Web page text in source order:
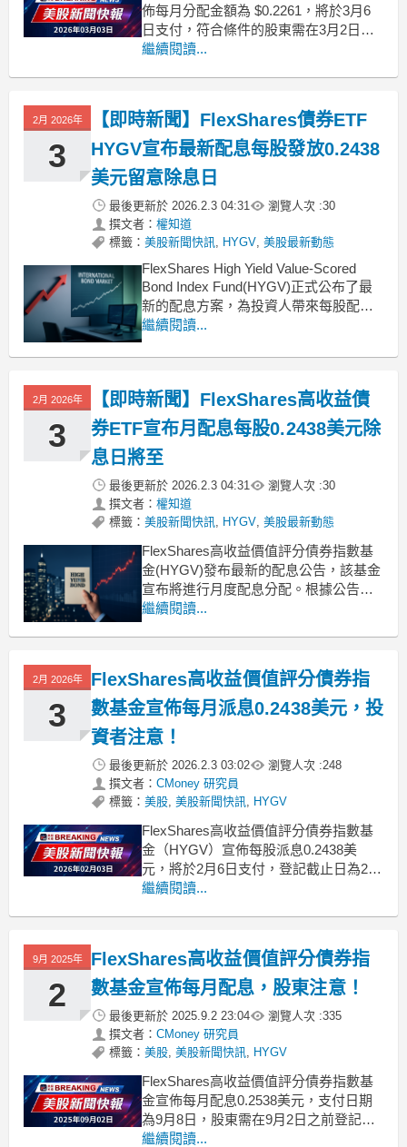
佈每月分配金額為 $0.2261，將於3月6
日支付，符合條件的股東需在3月2日前
登記。 .badgeprice-container {
gap: 1rem !impo
繼續閱讀...
2月 2026年
3
【即時新聞】FlexShares債券ETF
HYGV宣布最新配息每股發放0.2438
美元留意除息日
最後更新於 2026.2.3 04:31 瀏覽人次 :30
撰文者： 權知道
標籤： 美股新聞快訊, HYGV, 美股最新動態
FlexShares High Yield Value-Scored
Bond Index Fund(HYGV)正式公布了最
新的配息方案，為投資人帶來每股配息
收益。根據官方最新公告數據顯示，本
元（精確數字為0.243791美元），持續
繼續閱讀...
2月 2026年
3
【即時新聞】FlexShares高收益債
券ETF宣布月配息每股0.2438美元除
息日將至
最後更新於 2026.2.3 04:31 瀏覽人次 :30
撰文者： 權知道
標籤： 美股新聞快訊, HYGV, 美股最新動態
FlexShares高收益價值評分債券指數基
金(HYGV)發布最新的配息公告，該基金
宣布將進行月度配息分配。根據公告內
容，本次每股配息金額為0.243791美
訊，展現該基金在固定收益市場的持續
運作狀況。投資人須留意除息與配息發
放時
繼續閱讀...
2月 2026年
3
FlexShares高收益價值評分債券指
數基金宣佈每月派息0.2438美元，投
資者注意！
最後更新於 2026.2.3 03:02 瀏覽人次 :248
撰文者： CMoney 研究員
標籤： 美股, 美股新聞快訊, HYGV
FlexShares高收益價值評分債券指數基
金（HYGV）宣佈每股派息0.2438美
元，將於2月6日支付，登記截止日為2月
2日。 .badgeprice-container {
gap: 1rem !import
繼續閱讀...
9月 2025年
2
FlexShares高收益價值評分債券指
數基金宣佈每月配息，股東注意！
最後更新於 2025.9.2 23:04 瀏覽人次 :335
撰文者： CMoney 研究員
標籤： 美股, 美股新聞快訊, HYGV
FlexShares高收益價值評分債券指數基
金宣佈每月配息0.2538美元，支付日期
為9月8日，股東需在9月2日之前登記。
FlexShares高收益價值評分債券指數基
繼續閱讀...